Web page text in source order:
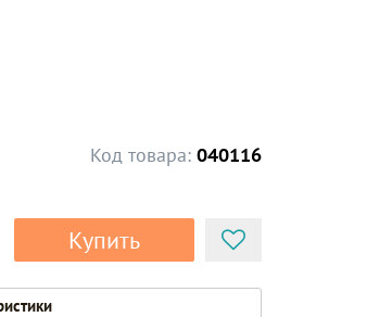
Код товара: 040116
Купить